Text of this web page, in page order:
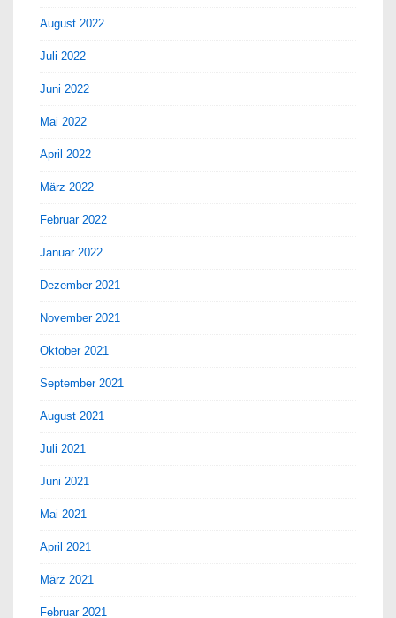
August 2022
Juli 2022
Juni 2022
Mai 2022
April 2022
März 2022
Februar 2022
Januar 2022
Dezember 2021
November 2021
Oktober 2021
September 2021
August 2021
Juli 2021
Juni 2021
Mai 2021
April 2021
März 2021
Februar 2021